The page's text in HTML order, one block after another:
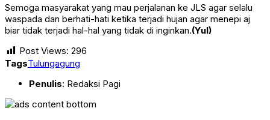
Semoga masyarakat yang mau perjalanan ke JLS agar selalu
waspada dan berhati-hati ketika terjadi hujan agar menepi aj
biar tidak terjadi hal-hal yang tidak di inginkan.(Yul)
Post Views: 296
TagsTulungagung
Penulis: Redaksi Pagi